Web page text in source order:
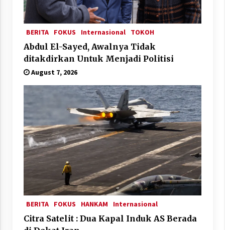
BERITA FOKUS Internasional TOKOH
Abdul El-Sayed, Awalnya Tidak
ditakdirkan Untuk Menjadi Politisi
August 7, 2026
BERITA FOKUS HANKAM Internasional
Citra Satelit : Dua Kapal Induk AS Berada